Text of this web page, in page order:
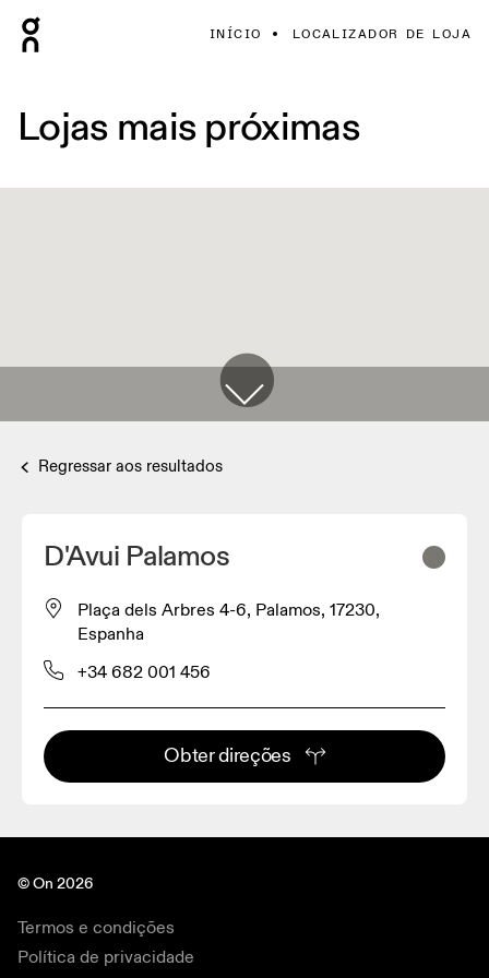
INÍCIO LOCALIZADOR DE LOJA
Lojas mais próximas
Regressar aos resultados
D'Avui Palamos
Plaça dels Arbres 4-6, Palamos, 17230,
Espanha
+34 682 001 456
Obter direções
© On 2026
Termos e condições
Política de privacidade